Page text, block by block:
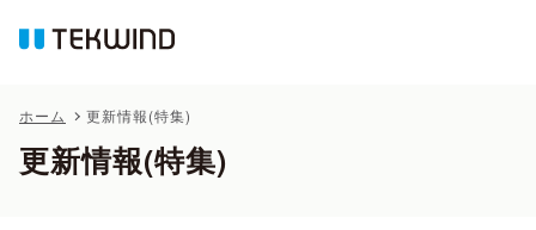
ホーム 更新情報(特集)
更新情報(特集)